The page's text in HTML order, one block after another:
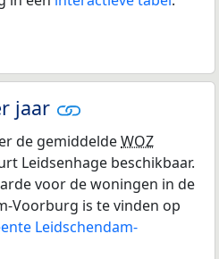
jaar
de gemiddeldeWOZ
Leidsenhage beschikbaar.
voor de woningen in de
Voorburg is te vinden op
Leidschendam-